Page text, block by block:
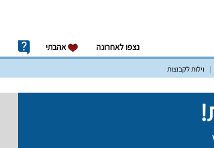
נצפו לאחרונה אהבתי
וילות לקבוצות